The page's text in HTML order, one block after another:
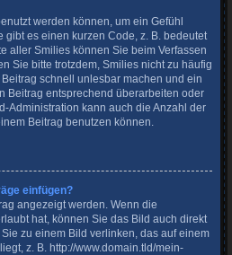
werden können, um ein Gefühl
gibt es einen kurzen Code, z. B. bedeutet
aller Smilies können Sie beim Verfassen
Sie bitte trotzdem, Smilies nicht zu häufig
schnell unlesbar machen und ein
Beitrag entsprechend überarbeiten oder
Administration kann auch die Anzahl der
Beitrag benutzen können.
einfügen?
angezeigt werden. Wenn die
hat, können Sie das Bild auch direkt
zu einem Bild verlinken, das auf einem
z. B. http://www.domain.tld/mein-